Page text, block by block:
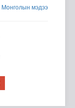
Moнголын мэдээ